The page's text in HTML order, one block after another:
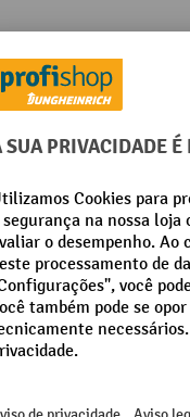
de via larga,
Da categoria:
1750 mm
1930 mm
1320 mm
115 Ah/per unit
500 kg
integrado